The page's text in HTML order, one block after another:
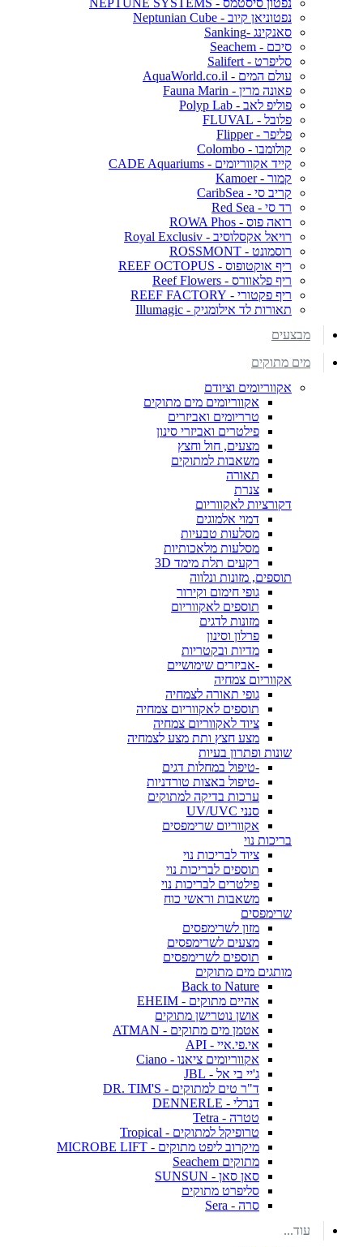
נפטוניאן קיוב - Neptunian Cube
סאנקינג -Sanking
סיכם - Seachem
סליפרט - Salifert
עולם המים - AquaWorld.co.il
פאונה מרין - Fauna Marin
פוליפ לאב - Polyp Lab
פלובל - FLUVAL
פליפר - Flipper
קולומבו - Colombo
קייד אקווריומים - CADE Aquariums
קמור - Kamoer
קריב סי - CaribSea
רד סי - Red Sea
רואה פוס - ROWA Phos
רויאל אקסלוסיב - Royal Exclusiv
רוסמונט - ROSSMONT
ריף אוקטופוס - REEF OCTOPUS
ריף פלאוורס - Reef Flowers
ריף פקטורי - REEF FACTORY
תאורות לד אילומגיק - Illumagic
מבצעים
מים מתוקים
אקווריומים וציודם
אקווריומים מים מתוקים
טרריומים ואביזרים
פילטרים ואביזרי סינון
מצעים, חול וחצץ
משאבות למתוקים
תאורה
צנרת
דקורציות לאקווריום
דמוי אלמוגים
מסלעות טבעיות
מסלעות מלאכותיות
רקעים תלת מימד 3D
תוספים, מזונות ונלווה
גופי חימום וקירור
תוספים לאקווריום
מזונות לדגים
פרלון וסינון
מדיות ובקטריות
-אביזרים שימושיים
אקווריום צמחיה
גופי תאורה לצמחיה
תוספים לאקווריום צמחיה
ציוד לאקווריום צמחיה
מצע חצץ ותת מצע לצמחיה
שונות ופתרון בעיות
-טיפול במחלות דגים
-טיפול באצות טורדניות
ערכות בדיקה למתוקים
סנני UV/UVC
אקווריום שרימפסים
בריכות נוי
ציוד לבריכות נוי
תוספים לבריכות נוי
פילטרים לבריכות נוי
משאבות וראשי כוח
שרימפסים
מזון לשרימפסים
מצעים לשרימפסים
תוספים לשרימפסים
מותגים מים מתוקים
Back to Nature
אהיים מתוקים - EHEIM
אושן נוטרישן מתוקים
אטמן מים מתוקים - ATMAN
אי.פי.איי - API
אקווריומים ציאנו - Ciano
ג'יי בי אל - JBL
ד"ר טים למתוקים - DR. TIM'S
דנרלי - DENNERLE
טטרה - Tetra
טרופיקל למתוקים - Tropical
מיקרוב ליפט מתוקים - MICROBE LIFT
מתוקים Seachem
סאן סאן - SUNSUN
סליפרט מתוקים
סרה - Sera
עוד...